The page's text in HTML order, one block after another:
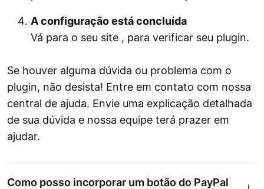
A configuração está concluída
Vá para o seu site , para verificar seu plugin.
Se houver alguma dúvida ou problema com o
plugin, não desista! Entre em contato com nossa
central de ajuda. Envie uma explicação detalhada
de sua dúvida e nossa equipe terá prazer em
ajudar.
Como posso incorporar um botão do PayPal